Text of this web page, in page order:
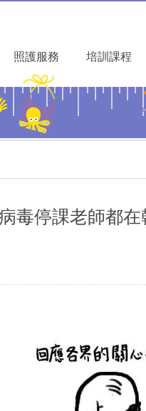
照護服務 培訓課程
毒停課老師都